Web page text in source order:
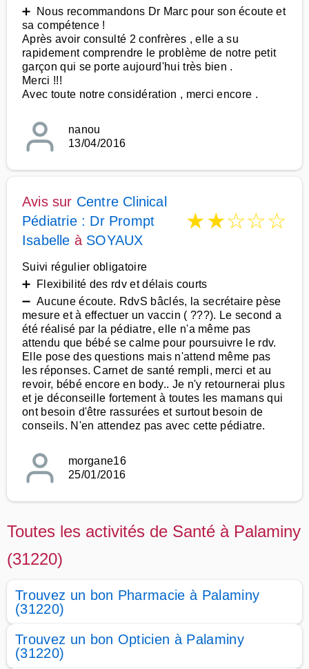
➕ Nous recommandons Dr Marc pour son écoute et
sa compétence !
Après avoir consulté 2 confrères , elle a su
rapidement comprendre le problème de notre petit
garçon qui se porte aujourd'hui très bien .
Merci !!!
Avec toute notre considération , merci encore .
nanou
13/04/2016
Avis sur Centre Clinical
Pédiatrie : Dr Prompt
Isabelle à SOYAUX
★★☆☆☆
Suivi régulier obligatoire
➕ Flexibilité des rdv et délais courts
➖ Aucune écoute. RdvS bâclés, la secrétaire pèse
mesure et à effectuer un vaccin ( ???). Le second a
été réalisé par la pédiatre, elle n'a même pas
attendu que bébé se calme pour poursuivre le rdv.
Elle pose des questions mais n'attend même pas
les réponses. Carnet de santé rempli, merci et au
revoir, bébé encore en body.. Je n'y retournerai plus
et je déconseille fortement à toutes les mamans qui
ont besoin d'être rassurées et surtout besoin de
conseils. N'en attendez pas avec cette pédiatre.
morgane16
25/01/2016
Toutes les activités de Santé à Palaminy
(31220)
Trouvez un bon Pharmacie à Palaminy
(31220)
Trouvez un bon Opticien à Palaminy
(31220)